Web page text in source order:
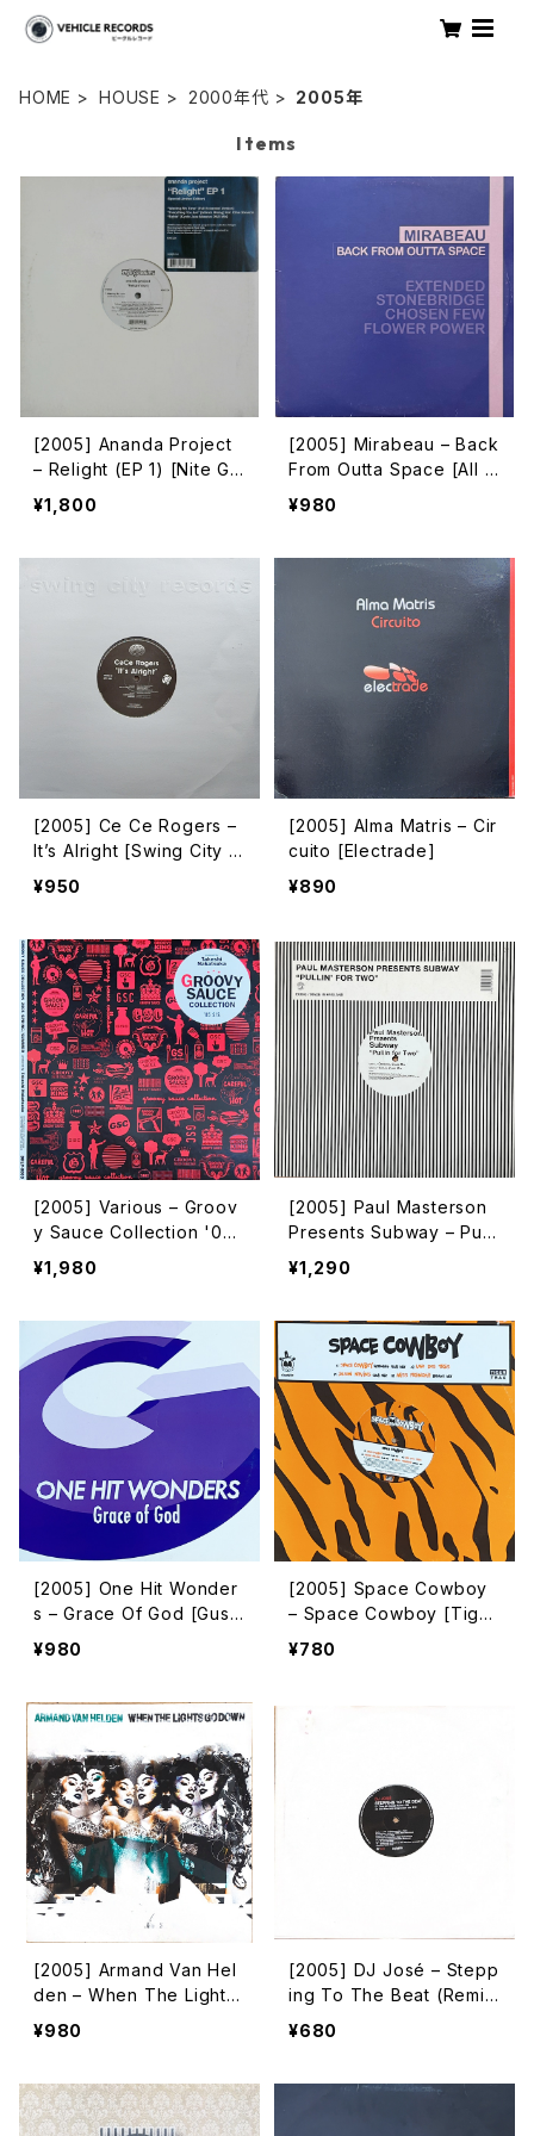
HOME HOUSE 2000年代 2005年
Items
[2005] Ananda Project
– Relight (EP 1) [Nite Gr
ooves][限定盤]
¥1,800
[2005] Mirabeau – Back
From Outta Space [All A
round The World][2枚
¥980
[2005] Ce Ce Rogers –
It’s Alright [Swing City R
ecords]
¥950
[2005] Alma Matris – Cir
cuito [Electrade]
¥890
[2005] Various – Groov
y Sauce Collection '05
S/S [Delicatessen Reco
rdings]
¥1,980
[2005] Paul Masterson
Presents Subway – Pulli
n' For Two [Southern Fr
ied Records]
¥1,290
[2005] One Hit Wonder
s – Grace Of God [Gust
o Records][PROMO]
¥980
[2005] Space Cowboy
– Space Cowboy [Tiger
Trax]
¥780
[2005] Armand Van Hel
den – When The Lights
Go Down (Remixes) [So
¥980
[2005] DJ José – Stepp
ing To The Beat (Remix
es) [Royal Flush Record
¥680